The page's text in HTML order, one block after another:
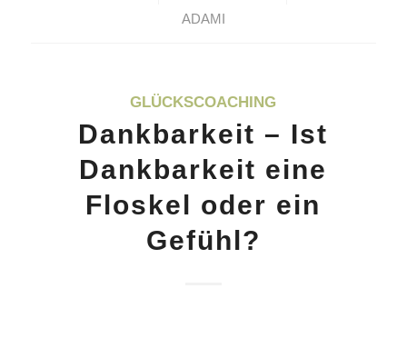
ADAMI
GLÜCKSCOACHING
Dankbarkeit – Ist
Dankbarkeit eine
Floskel oder ein
Gefühl?